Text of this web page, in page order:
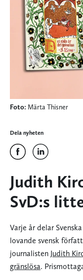
Foto: Märta Thisner
Dela nyheten
Judith
SvD:s
Varje år delar
lovande svensk
journalisten Judith
gränslösa.